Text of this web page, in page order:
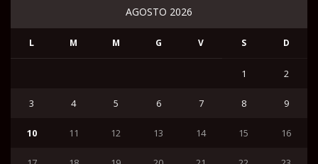
AGOSTO 2026
L M M G V S D
1 2
3 4 5 6 7 8 9
10 11 12 13 14 15 16